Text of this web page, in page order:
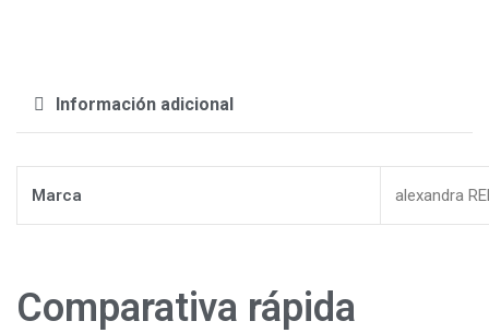
Información adicional
Marca alexandra
Comparativa rápida